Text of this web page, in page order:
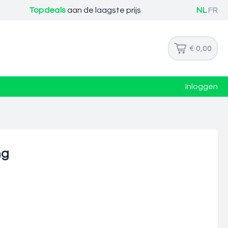
Topdealsaan de laagste prijs NL FR
€ 0,00
Inloggen